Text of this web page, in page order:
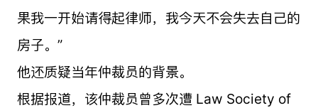
果我一开始请得起律师，我今天不会失去自己的
房子。”
他还质疑当年仲裁员的背景。
根据报道，该仲裁员曾多次遭 Law Society of